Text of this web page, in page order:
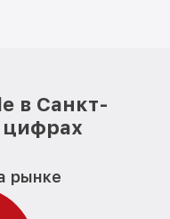
в Санкт-
цифрах
рынке